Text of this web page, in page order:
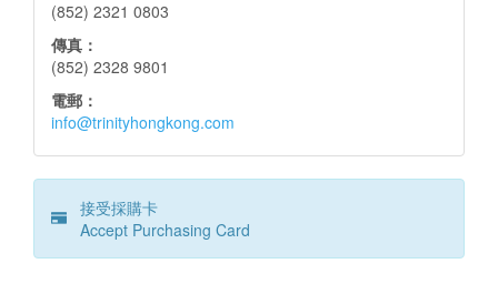
(852) 2321 0803
傳真：
(852) 2328 9801
電郵：
info@trinityhongkong.com
接受採購卡
Accept Purchasing Card